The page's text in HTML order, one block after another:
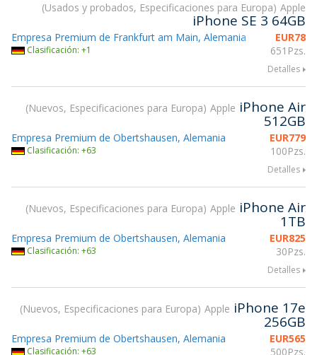
Usados y probados, Especificaciones para Europa Apple
iPhone SE 3 64GB
EUR78
651Pzs.
Empresa Premium de Frankfurt am Main, Alemania
Clasificación: +1
Detalles
Nuevos, Especificaciones para Europa Apple iPhone Air
512GB
EUR779
100Pzs.
Empresa Premium de Obertshausen, Alemania
Clasificación: +63
Detalles
Nuevos, Especificaciones para Europa Apple iPhone Air
1TB
EUR825
30Pzs.
Empresa Premium de Obertshausen, Alemania
Clasificación: +63
Detalles
Nuevos, Especificaciones para Europa Apple iPhone 17e
256GB
EUR565
500Pzs.
Empresa Premium de Obertshausen, Alemania
Clasificación: +63